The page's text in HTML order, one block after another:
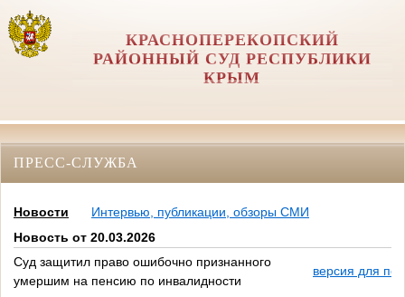
КРАСНОПЕРЕКОПСКИЙ
РАЙОННЫЙ СУД РЕСПУБЛИКИ
КРЫМ
ПРЕСС-СЛУЖБА
Новости
Интервью, публикации, обзоры СМИ
Новость от 20.03.2026
Суд защитил право ошибочно признанного
умершим на пенсию по инвалидности
версия для